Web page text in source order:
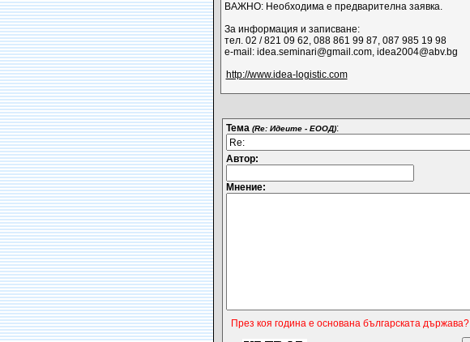
ВАЖНО: Необходима е предварителна заявка.
За информация и записване:
тел. 02 / 821 09 62, 088 861 99 87, 087 985 19 98
е-mail: idea.seminari@gmail.com, idea2004@abv.bg
http://www.idea-logistic.com
Тема (Re: Идеите - ЕООД):
Автор:
Мнение:
През коя година е основана българската държава?